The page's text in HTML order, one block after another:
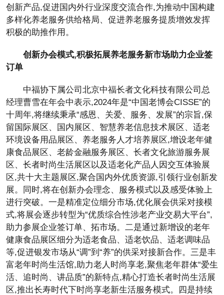
创新产品,促进国内外行业深度交流合作,为推动中国构建
多样化养老服务供给格局、促进养老服务提质增效发挥
积极的助推作用。
创新办会模式,积极拓展养老服务新市场助力企业签
订单
中福协下属公司北京中福长者文化科技有限公司总
经理曹雪在年会中表示,2024年是“中国老博会CISSE”的
十周年,将继续秉承“感恩、关爱、服务、发展”的宗旨,保
留国际展区、国内展区、智慧养老信息技术展区、适老
环境设备用品展区、养老服务人才培养展区,增设老年健
康食品展区、老龄金融服务展区、长者文化旅游服务展
区、长者时尚生活展区以及适老化产品人因交互体验展
区,共十大主题展区,聚合国内外优质资源,引领行业创新发
展。同时,将在创新办会理念、服务模式以及感受体验上
进行突破。一是精准定位细分市场,优化展会供采对接模
式,将展会逐步转型为“优质综合性涉老产业交易大平台”,
助力参展企业签订单、拓市场。二是通过新增设的老年
健康食品展区细分为适老食品、适老饮品、适老调味品
等,促进银发市场从“调”到“养”的供采对接新合作。三是丰
富老年时尚生活馆,助力老人时尚享老,聚焦老年群体“爱生
活、追时尚、讲品质”的新特点,精心打造长者时尚生活展
区,推出长寿时代下时尚享老新生活服务模式。四是持续